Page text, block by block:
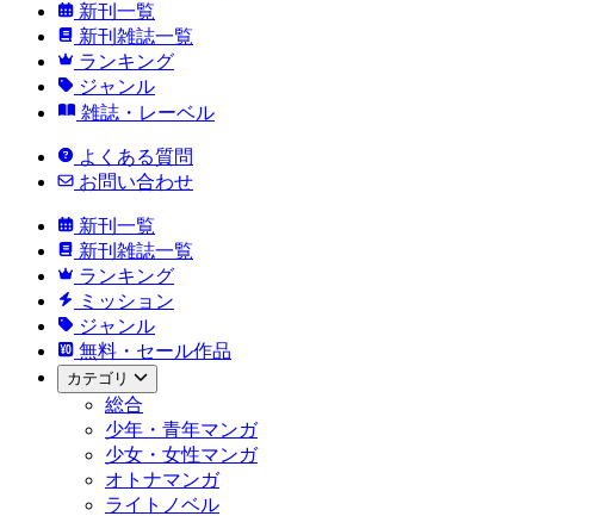
新刊一覧
新刊雑誌一覧
ランキング
ジャンル
雑誌・レーベル
よくある質問
お問い合わせ
新刊一覧
新刊雑誌一覧
ランキング
ミッション
ジャンル
無料・セール作品
カテゴリ
総合
少年・青年マンガ
少女・女性マンガ
オトナマンガ
ライトノベル